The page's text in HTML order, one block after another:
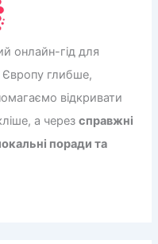
онлайн-гід для
Європу глибше,
відкривати
а черезсправжні
поради та